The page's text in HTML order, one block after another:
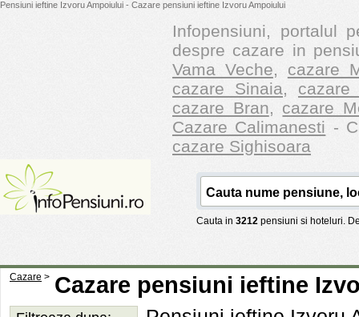
Pensiuni ieftine Izvoru Ampoiului - Cazare pensiuni ieftine Izvoru Ampoiului
Infopensiuni, portalul
despre cazare in
Vama Veche, cazare
cazare Sinaia, cazare
cazare Bran, cazare
Cazare Calimanesti -
cazare Sighisoara
Cauta in 3212 pensiuni si hoteluri.
Cazare > Cazare pensiuni ieftine